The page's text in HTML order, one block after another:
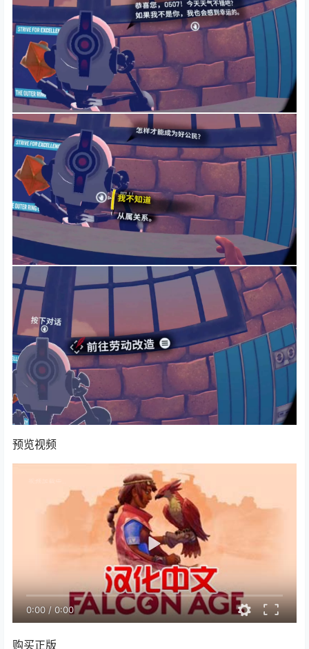
预览视频
0:00/0:00
购买正版